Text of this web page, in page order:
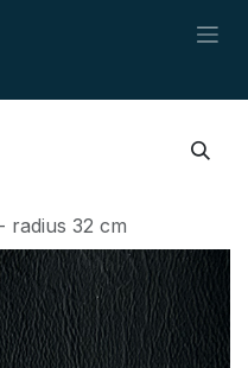
radius 32 cm